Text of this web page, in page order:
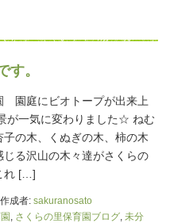
す。
園庭にビオトープが出来上
が一気に変わりました☆ ねむ
の木、くぬぎの木、柿の木
る沢山の木々達がさくらの
れ […]
作成者: sakuranosato
さくらの里保育園ブログ 未分